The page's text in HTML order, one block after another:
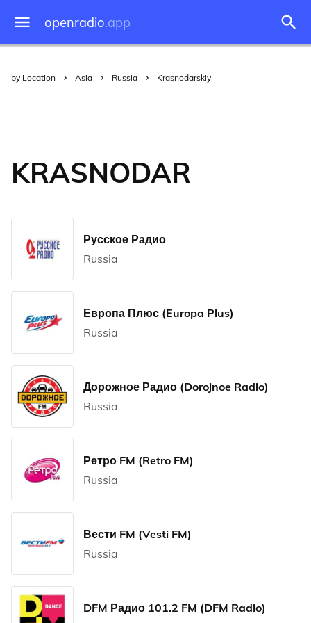
openradio.app
by Location Asia Russia Krasnodarskiy
KRASNODAR
Русское Радио
Russia
Европа Плюс (Europa Plus)
Russia
Дорожное Радио (Dorojnoe Radio)
Russia
Ретро FM (Retro FM)
Russia
Вести FM (Vesti FM)
Russia
DFM Радио 101.2 FM (DFM Radio)